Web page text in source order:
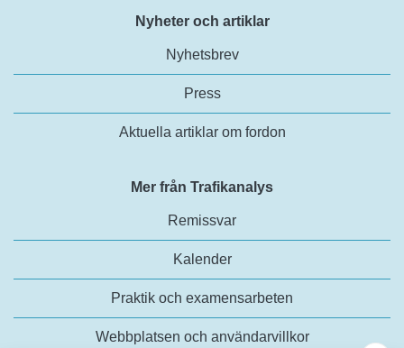
Nyheter och artiklar
Nyhetsbrev
Press
Aktuella artiklar om fordon
Mer från Trafikanalys
Remissvar
Kalender
Praktik och examensarbeten
Webbplatsen och användarvillkor